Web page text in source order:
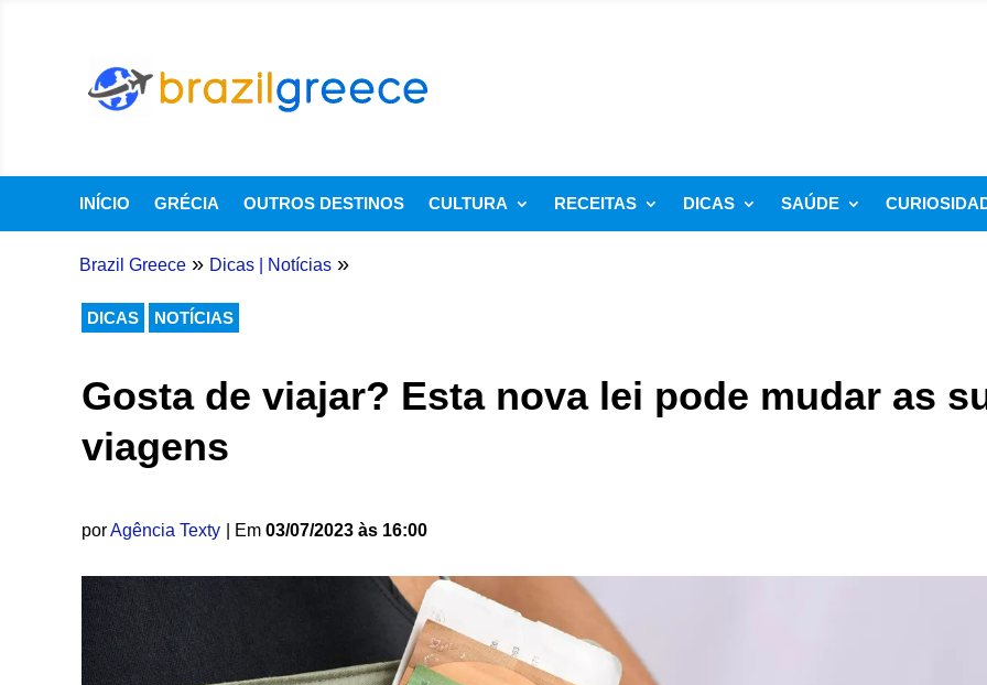
INÍCIO GRÉCIA OUTROS DESTINOS CULTURA RECEITAS DICAS SAÚDE
Brazil Greece » Dicas| Notícias »
DICAS NOTÍCIAS
Gosta de viajar? Esta nova lei pode mudar as
viagens
porAgência Texty | Em 03/07/2023 às 16:00